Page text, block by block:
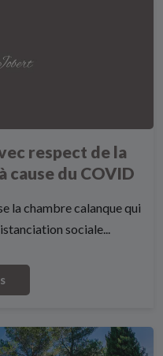
respect de la
cause du COVID
la chambre calanque qui
sociale...